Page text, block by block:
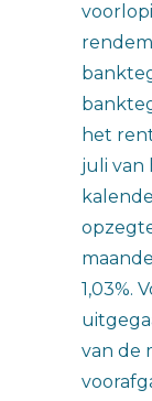
het
juli van
1,03%.
van de